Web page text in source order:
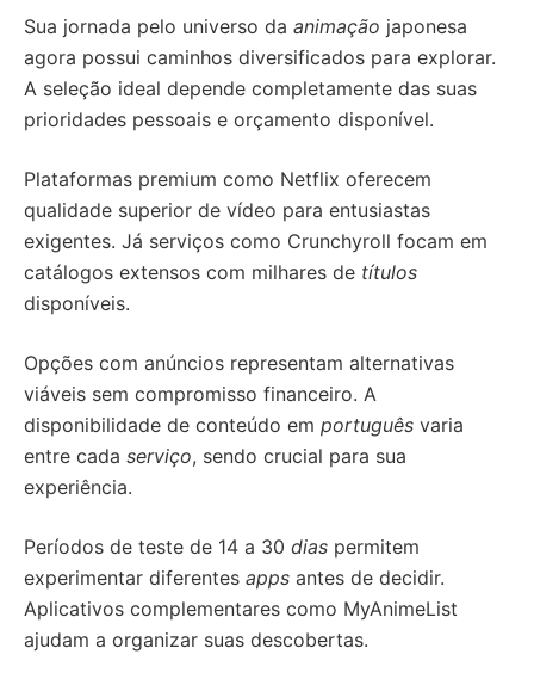
Sua jornada pelo universo da animação japonesa
agora possui caminhos diversificados para explorar.
A seleção ideal depende completamente das suas
prioridades pessoais e orçamento disponível.
Plataformas premium como Netflix oferecem
qualidade superior de vídeo para entusiastas
exigentes. Já serviços como Crunchyroll focam em
catálogos extensos com milhares de títulos
disponíveis.
Opções com anúncios representam alternativas
viáveis sem compromisso financeiro. A
disponibilidade de conteúdo em português varia
entre cada serviço, sendo crucial para sua
experiência.
Períodos de teste de 14 a 30 dias permitem
experimentar diferentes apps antes de decidir.
Aplicativos complementares como MyAnimeList
ajudam a organizar suas descobertas.